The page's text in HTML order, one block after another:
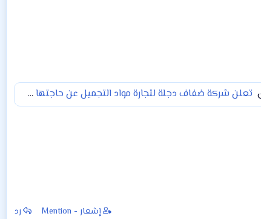
تعلن شركة ضفاف دجلة لتجارة مواد التجميل عن حاجتها لمندوبين مبيعات
إشعار - Mention رد